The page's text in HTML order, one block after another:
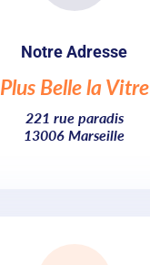
Notre Adresse
Plus Belle la Vitre
221 rue paradis
13006 Marseille